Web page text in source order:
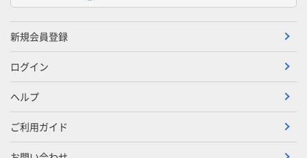
新規会員登録
ログイン
ヘルプ
ご利用ガイド